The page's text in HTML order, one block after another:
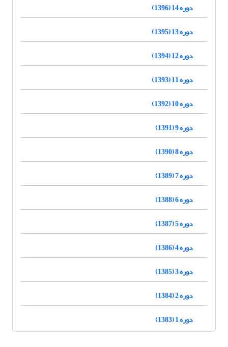
دوره 14 (1396)
دوره 13 (1395)
دوره 12 (1394)
دوره 11 (1393)
دوره 10 (1392)
دوره 9 (1391)
دوره 8 (1390)
دوره 7 (1389)
دوره 6 (1388)
دوره 5 (1387)
دوره 4 (1386)
دوره 3 (1385)
دوره 2 (1384)
دوره 1 (1383)